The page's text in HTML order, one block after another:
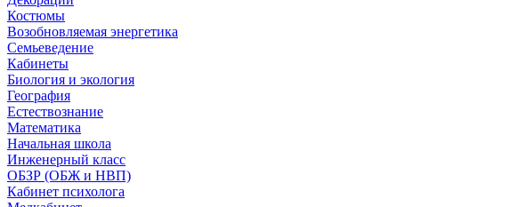
Костюмы
Возобновляемая энергетика
Семьеведение
Кабинеты
Биология и экология
География
Естествознание
Математика
Начальная школа
Инженерный класс
ОБЗР (ОБЖ и НВП)
Кабинет психолога